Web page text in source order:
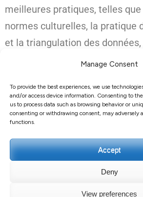
Manage Consent
To provide the best experiences, we use
and/or access device information. Consenting to
us to process data such as browsing behavior or
consenting or withdrawing consent, may adversely
functions.
Accept
Deny
View preferences
meilleures pratiques, telles
normes culturelles, la pratique
et la triangulation des
études ethnographiques
significatives à la
et des comportements